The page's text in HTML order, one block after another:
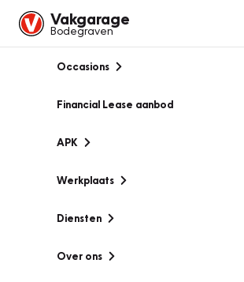
Vakgarage
Bodegraven
Occasions
Financial Lease aanbod
APK
Werkplaats
Diensten
Over ons